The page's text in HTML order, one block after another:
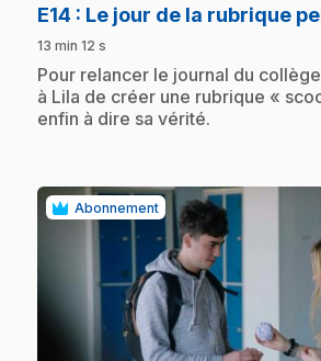
E14 : Le jour de la rubrique
13 min 12 s
.Pour relancer le journal du
à Lila de créer une rubrique «
enfin à dire sa vérité.
Abonnement